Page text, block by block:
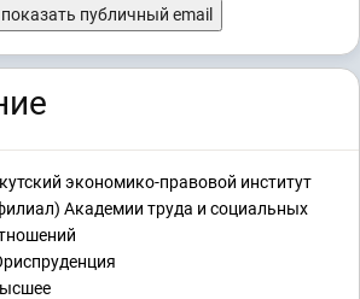
показать публичный email
экономико-правовой институт
Академии труда и социальных